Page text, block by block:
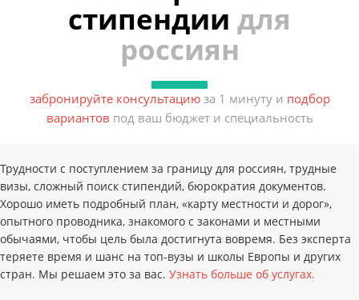
стипендии для
россиян
забронируйте консультациюза 1 минуту и подбор
вариантов под ваш бюджет и специальность
Трудности с поступлением за границу для россиян, трудные
визы, сложный поиск стипендий, бюрократия документов.
Хорошо иметь подробный план, «карту местности и дорог»,
опытного проводника, знакомого с законами и местными
обычаями, чтобы цель была достигнута вовремя. Без эксперта
теряете время и шанс на топ-вузы и школы Европы и других
стран. Мы решаем это за вас. Узнать больше об услугах.